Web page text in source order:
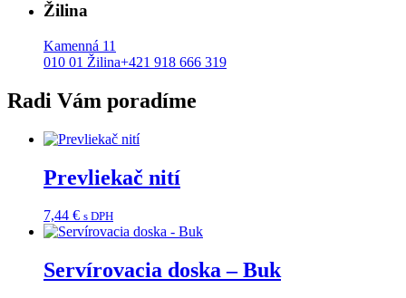
Žilina
Kamenná 11
010 01 Žilina+421 918 666 319
Radi Vám poradíme
Prevliekač nití
7,44 € s DPH
Servírovacia doska – Buk